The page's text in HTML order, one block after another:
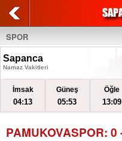
SPOR
Sapanca
Namaz Vakitleri
İmsak
04:13
Güneş
05:53
Öğle
13:09
PAMUKOVASPOR: